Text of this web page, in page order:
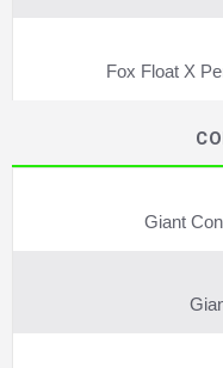
Fox Float X
Giant